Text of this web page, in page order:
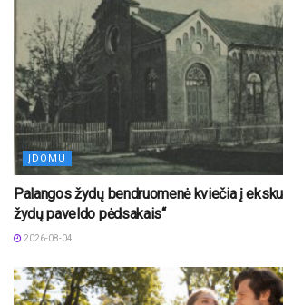
ĮDOMU
Palangos žydų bendruomenė kviečia į
žydų paveldo pėdsakais“
2026-08-04